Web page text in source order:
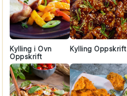
Kylling i Ovn
Oppskrift
Kylling Oppskrift